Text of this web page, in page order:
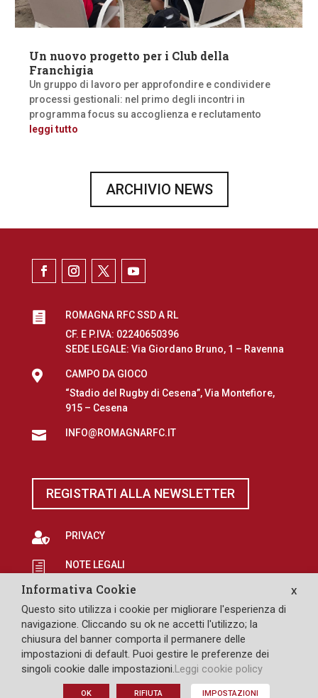
Un nuovo progetto per i Club della
Franchigia
Un gruppo di lavoro per approfondire e condividere
processi gestionali: nel primo degli incontri in
programma focus su accoglienza e reclutamento
leggi tutto
ARCHIVIO NEWS

ROMAGNA RFC SSD A RL
CF. E P.IVA: 02240650396
SEDE LEGALE: Via Giordano Bruno, 1 – Ravenna

CAMPO DA GIOCO
“Stadio del Rugby di Cesena”, Via Montefiore,
915 – Cesena
 INFO@ROMAGNARFC.IT
REGISTRATI ALLA NEWSLETTER
 PRIVACY
h NOTE LEGALI
p EROGAZIONI PUBBLICHE
 SAFEGUARDING
X
Informativa Cookie
Questo sito utilizza i cookie per migliorare l'esperienza di
navigazione. Cliccando su ok ne accetti l'utilizzo; la
chiusura del banner comporta il permanere delle
impostazioni di default. Puoi gestire le preferenze dei
singoli cookie dalle impostazioni.Leggi cookie policy
OK RIFIUTA IMPOSTAZIONI